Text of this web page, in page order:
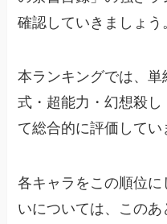
確認していきましょう
本ランキングでは、
式・超能力・幻想殺
て総合的に評価してい
各キャラをこの順位
いについては、この